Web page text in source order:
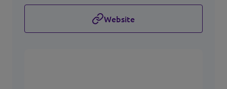
Website